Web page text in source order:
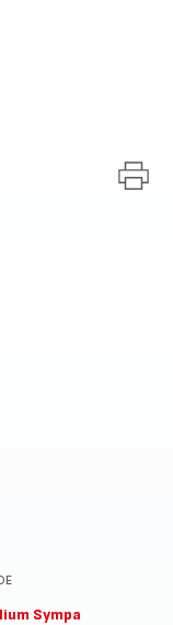
Sympa